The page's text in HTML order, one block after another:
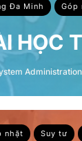
Đa Minh Góp
HỌC
Administration
nhặt Suy tư